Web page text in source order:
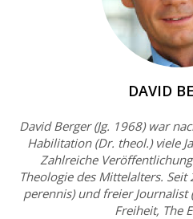
DAVID
David Berger (Jg. 1968) war
Habilitation (Dr. theol.) viele
Zahlreiche
Theologie des Mittelalters.
perennis) und freier Journalist
Freiheit, The